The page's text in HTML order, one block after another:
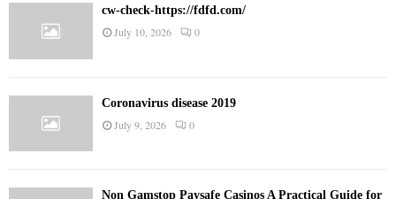
cw-check-https://fdfd.com/
July 10, 2026 0
Coronavirus disease 2019
July 9, 2026 0
Non Gamstop Paysafe Casinos A Practical Guide for